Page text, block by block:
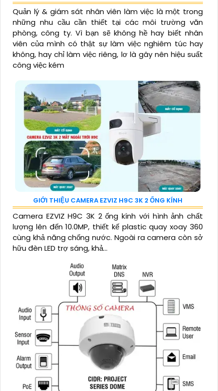
Quản lý & giám sát nhân viên làm việc là một trong
những nhu cầu cần thiết tại các môi trường văn
phòng, công ty. Vì bạn sẽ không hề hay biết nhân
viên của mình có thật sự làm việc nghiêm túc hay
không, hay chỉ làm việc riêng, lơ là gây nên hiệu suất
công việc kém
GIỚI THIỆU CAMERA EZVIZ H9C 3K 2 ỐNG KÍNH
Camera EZVIZ H9C 3K 2 ống kính với hình ảnh chất
lượng lên đến 10.0MP, thiết kế plastic quay xoay 360
cùng khả năng chống nước. Ngoài ra camera còn sở
hữu đèn LED trợ sáng, khả...